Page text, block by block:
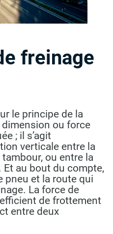
freinage
le principe de la
ou force
; il s’agit
verticale entre la
ou entre la
au bout du compte,
pneu et la route qui
La force de
de frottement
entre deux